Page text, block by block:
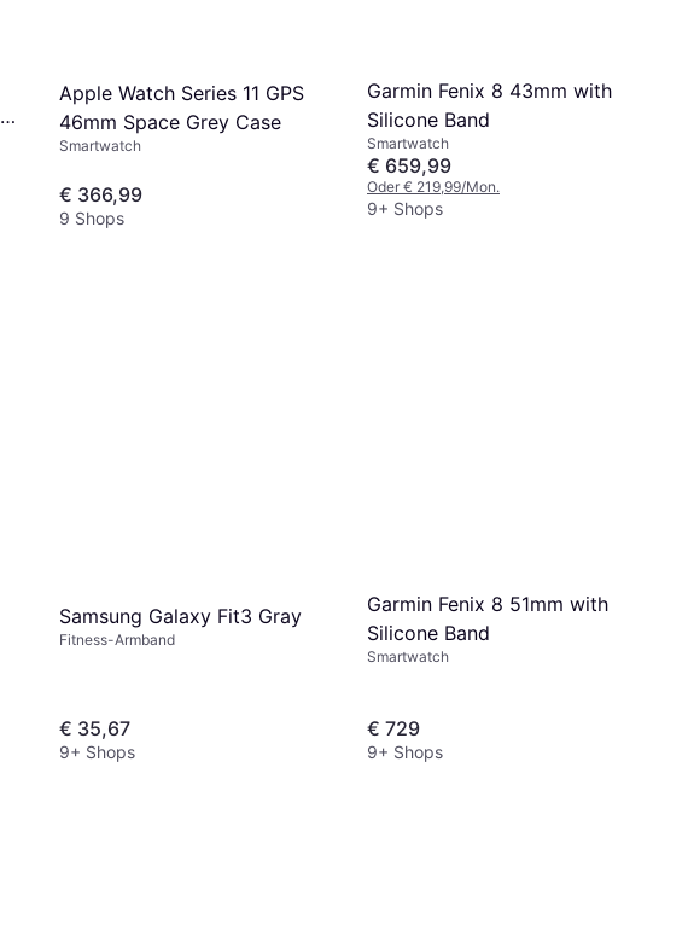
Apple Watch Series 11 GPS
46mm Space Grey Case
Smartwatch
€ 366,99
9 Shops
Garmin Fenix 8 43mm with
Silicone Band
Smartwatch
€ 659,99
Oder € 219,99/Mon.
9+ Shops
Samsung Galaxy Fit3 Gray
Fitness-Armband
€ 35,67
9+ Shops
Garmin Fenix 8 51mm with
Silicone Band
Smartwatch
€ 729
9+ Shops